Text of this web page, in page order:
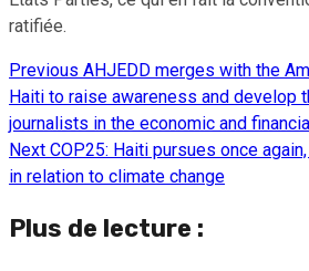
ratifiée.
Continue
Reading
Previous AHJEDD merges with the
Haiti to raise awareness and develop
journalists in the economic and
Next COP25: Haiti pursues once
in relation to climate change
Plus de lecture :